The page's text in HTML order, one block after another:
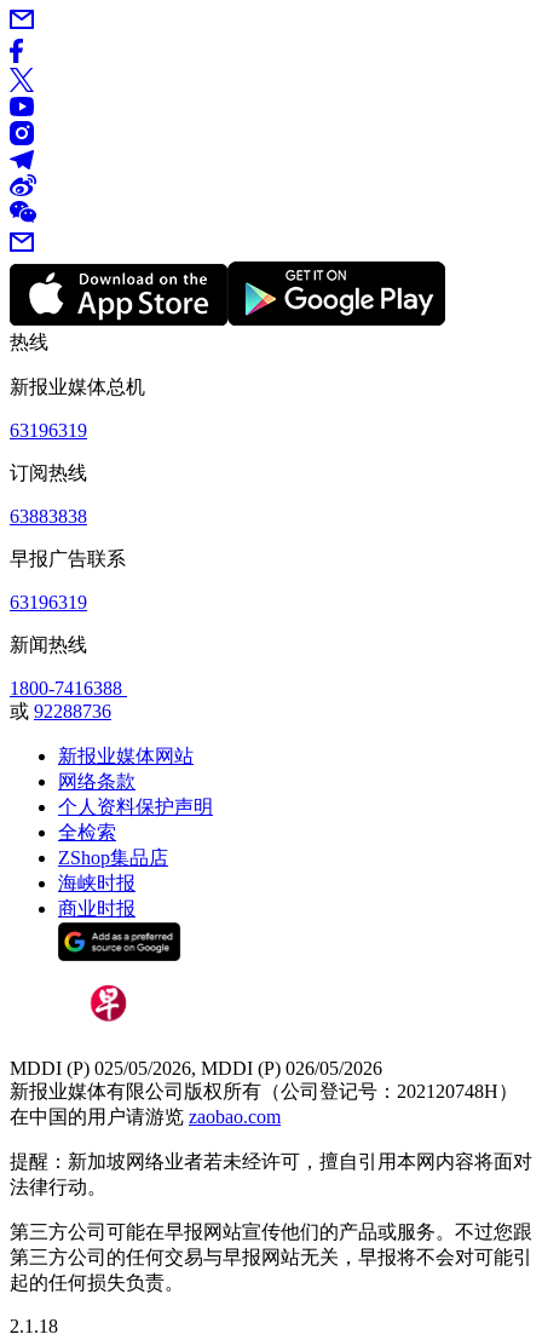
热线
新报业媒体总机
63196319
订阅热线
63883838
早报广告联系
63196319
新闻热线
1800-7416388
或 92288736
新报业媒体网站
网络条款
个人资料保护声明
全检索
ZShop集品店
海峡时报
商业时报
MDDI (P) 025/05/2026, MDDI (P) 026/05/2026
新报业媒体有限公司版权所有（公司登记号：202120748H）
在中国的用户请游览 zaobao.com
提醒：新加坡网络业者若未经许可，擅自引用本网内容将面对
法律行动。
第三方公司可能在早报网站宣传他们的产品或服务。不过您跟
第三方公司的任何交易与早报网站无关，早报将不会对可能引
起的任何损失负责。
2.1.18